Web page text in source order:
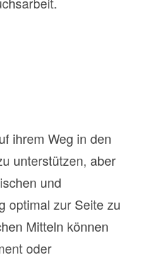
ihrem Weg in den
unterstützen, aber
und
optimal zur Seite zu
Mitteln können
oder